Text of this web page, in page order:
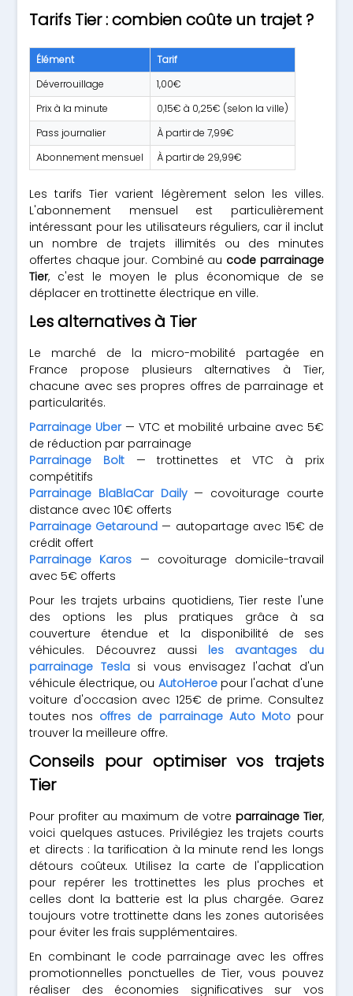
Tarifs Tier : combien coûte un trajet ?
Élément
Tarif
Déverrouillage
1,00€
Prix à la minute
0,15€ à 0,25€ (selon la ville)
Pass journalier
À partir de 7,99€
Abonnement mensuel
À partir de 29,99€
Les tarifs Tier varient légèrement selon les villes.
L'abonnement mensuel est particulièrement
intéressant pour les utilisateurs réguliers, car il inclut
un nombre de trajets illimités ou des minutes
offertes chaque jour. Combiné au code parrainage
Tier, c'est le moyen le plus économique de se
déplacer en trottinette électrique en ville.
Les alternatives à Tier
Le marché de la micro-mobilité partagée en
France propose plusieurs alternatives à Tier,
chacune avec ses propres offres de parrainage et
particularités.
Parrainage Uber— VTC et mobilité urbaine avec 5€
de réduction par parrainage
Parrainage Bolt — trottinettes et VTC à prix
compétitifs
Parrainage BlaBlaCar Daily— covoiturage courte
distance avec 10€ offerts
Parrainage Getaround — autopartage avec 15€ de
crédit offert
Parrainage Karos — covoiturage domicile-travail
avec 5€ offerts
Pour les trajets urbains quotidiens, Tier reste l'une
des options les plus pratiques grâce à sa
couverture étendue et la disponibilité de ses
véhicules. Découvrez aussi les avantages du
parrainage Teslasi vous envisagez l'achat d'un
véhicule électrique, ou AutoHeroepour l'achat d'une
voiture d'occasion avec 125€ de prime. Consultez
toutes nos offres de parrainage Auto Motopour
trouver la meilleure offre.
Conseils pour optimiser vos trajets
Tier
Pour profiter au maximum de votre parrainage Tier,
voici quelques astuces. Privilégiez les trajets courts
et directs : la tarification à la minute rend les longs
détours coûteux. Utilisez la carte de l'application
pour repérer les trottinettes les plus proches et
celles dont la batterie est la plus chargée. Garez
toujours votre trottinette dans les zones autorisées
pour éviter les frais supplémentaires.
En combinant le code parrainage avec les offres
promotionnelles ponctuelles de Tier, vous pouvez
réaliser des économies significatives sur vos